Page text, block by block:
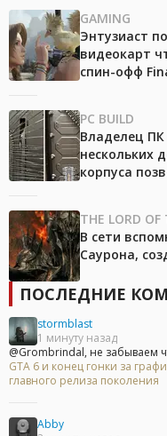
GAMING
Энтузиаст
видеокарт
спин-офф
PC BUILD
Владелец
нескольких
корпуса
THE LORD OF
В сети
Саурона,
ПОСЛЕДНИЕ
stormblast
1 минуту назад
@Grombrindal, не забываем
GTA 6 и конец гонки за
главного релиза поколения
Abby